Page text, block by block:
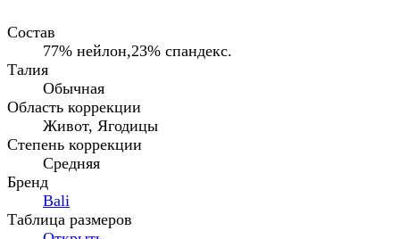
Состав
77% нейлон,23% спандекс.
Талия
Обычная
Область коррекции
Живот, Ягодицы
Степень коррекции
Средняя
Бренд
Bali
Таблица размеров